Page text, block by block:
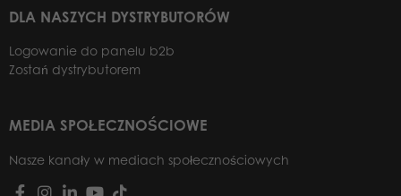
DLA NASZYCH DYSTRYBUTORÓW
Logowanie do panelu b2b
Zostań dystrybutorem
MEDIA SPOŁECZNOŚCIOWE
Nasze kanały w mediach społecznościowych